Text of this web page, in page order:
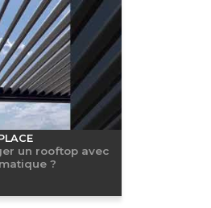
un rooftop avec
?